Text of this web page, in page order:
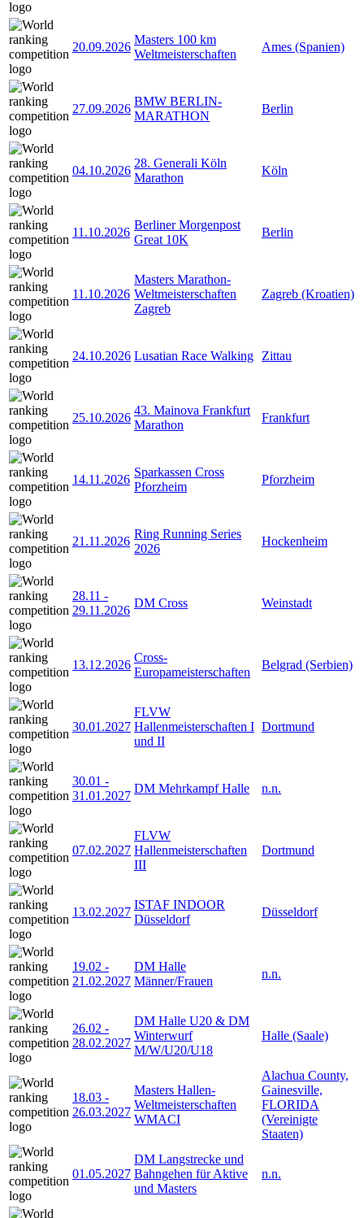
20.09.2026
Masters 100 km
Weltmeisterschaften
Ames (Spanien)
27.09.2026
BMW BERLIN-
MARATHON
Berlin
04.10.2026
28. Generali Köln
Marathon
Köln
11.10.2026
Berliner Morgenpost
Great 10K
Berlin
11.10.2026
Masters Marathon-
Weltmeisterschaften
Zagreb
Zagreb (Kroatien)
24.10.2026 Lusatian Race Walking Zittau
25.10.2026
43. Mainova Frankfurt
Marathon
Frankfurt
14.11.2026
Sparkassen Cross
Pforzheim
Pforzheim
21.11.2026
Ring Running Series
2026
Hockenheim
28.11 -
29.11.2026
DM Cross Weinstadt
13.12.2026
Cross-
Europameisterschaften
Belgrad (Serbien)
30.01.2027
FLVW
Hallenmeisterschaften I
und II
Dortmund
30.01 -
31.01.2027
DM Mehrkampf Halle n.n.
07.02.2027
FLVW
Hallenmeisterschaften
III
Dortmund
13.02.2027
ISTAF INDOOR
Düsseldorf
Düsseldorf
19.02 -
21.02.2027
DM Halle
Männer/Frauen
n.n.
26.02 -
28.02.2027
DM Halle U20 & DM
Winterwurf
M/W/U20/U18
Halle (Saale)
18.03 -
26.03.2027
Masters Hallen-
Weltmeisterschaften
WMACI
Alachua County,
Gainesville,
FLORIDA
(Vereinigte
Staaten)
01.05.2027
DM Langstrecke und
Bahngehen für Aktive
und Masters
n.n.